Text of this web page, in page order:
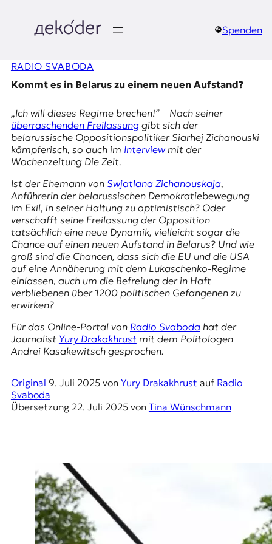
springen
e
k
o
d
e
r
|
D
E
K
O
D
R
Spenden
RADIO SVABODA
Kommt es in Belarus zu einem neuen Aufstand?
„Ich will dieses Regime brechen!” – Nach seiner
überraschenden Freilassunggibt sich der
belarussische Oppositionspolitiker Siarhej Zichanouski
kämpferisch, so auch im Interviewmit der
Wochenzeitung Die Zeit.
Ist der Ehemann von Swjatlana Zichanouskaja,
Anführerin der belarussischen Demokratiebewegung
im Exil, in seiner Haltung zu optimistisch? Oder
verschafft seine Freilassung der Opposition
tatsächlich eine neue Dynamik, vielleicht sogar die
Chance auf einen neuen Aufstand in Belarus? Und wie
groß sind die Chancen, dass sich die EU und die USA
auf eine Annäherung mit dem Lukaschenko-Regime
einlassen, auch um die Befreiung der in Haft
verbliebenen über 1200 politischen Gefangenen zu
erwirken?
Für das Online-Portal von Radio Svabodahat der
Journalist Yury Drakakhrust mit dem Politologen
Andrei Kasakewitsch gesprochen.
Original 9. Juli 2025von Yury Drakakhrust auf Radio
Svaboda
Übersetzung 22. Juli 2025von Tina Wünschmann